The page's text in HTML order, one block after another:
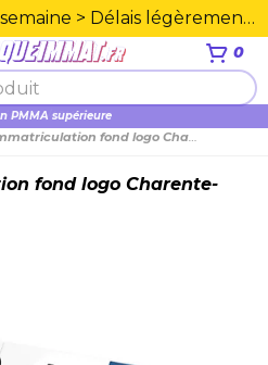
😎 Vacances d'été cette semaine > Délais légèrement rallongés. Merci☀️
0
PMMA supérieure
fond logo Charente-Maritime 17
fond logo Charente-